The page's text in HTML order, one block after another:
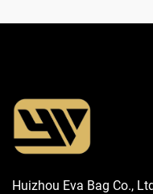
Huizhou Eva Bag Co.,